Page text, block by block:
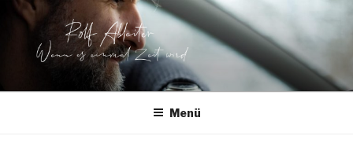
Zum
Inhalt
springen
ROLF ABLEITER
LIEDERMACHER
Wenn es einmal Zeit wird
Menü